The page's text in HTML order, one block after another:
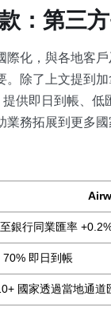
：第三
際化，與各地客
。除了上文提到
供即日到帳、低
務拓展到更多國
銀行同業匯率
70% 即日到帳
國家透過當地通